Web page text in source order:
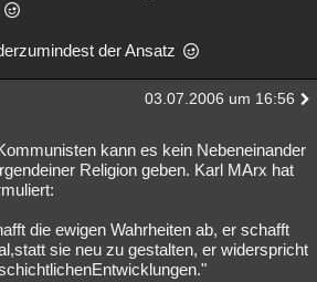
der Ansatz
03.07.2006 um 16:56
kann es kein Nebeneinander
Religion geben. Karl MArx hat
die ewigen Wahrheiten ab, er schafft
sie neu zu gestalten, er widerspricht